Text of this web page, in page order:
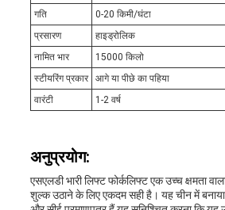
गति
0-20 किमी/घंटा
प्रसारण
हाइड्रोलिक
नामित भार
15000 किलो
स्टीयरिंग प्रकार
आगे या पीछे का पहिया
वारंटी
1-2 वर्ष
अनुप्रयोग:
एसएलडी भारी लिफ्ट फोर्कलिफ्ट एक उच्च क्षमता
शुल्क उठाने के लिए एकदम सही है। यह चीन में